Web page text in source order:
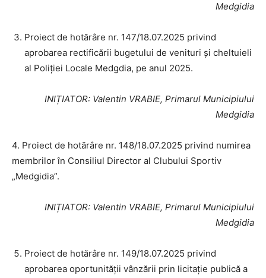
Medgidia
Proiect de hotărâre nr. 147/18.07.2025 privind
aprobarea rectificării bugetului de venituri și cheltuieli
al Poliției Locale Medgdia, pe anul 2025.
INIȚIATOR: Valentin VRABIE, Primarul Municipiului
Medgidia
4. Proiect de hotărâre nr. 148/18.07.2025 privind numirea
membrilor în Consiliul Director al Clubului Sportiv
„Medgidia”.
INIȚIATOR: Valentin VRABIE, Primarul Municipiului
Medgidia
Proiect de hotărâre nr. 149/18.07.2025 privind
aprobarea oportunității vânzării prin licitație publică a